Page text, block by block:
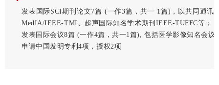
发表国际SCI期刊论文7篇 (一作3篇，共一 1篇)，以共同通讯
MedIA/IEEE-TMI、超声国际知名学术期刊IEEE-TUFFC等；
发表国际会议8篇 (一作4篇，共一1篇), 包括医学影像知名会议
申请中国发明专利4项，授权2项